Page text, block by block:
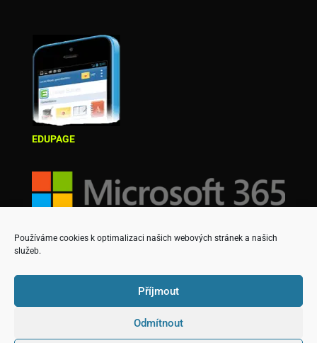
Používáme cookies k optimalizaci našich webových stránek a našich
služeb.
Příjmout
Odmítnout
EDUPAGE
Copyright © Střední škola podnikatelská a Vyšší